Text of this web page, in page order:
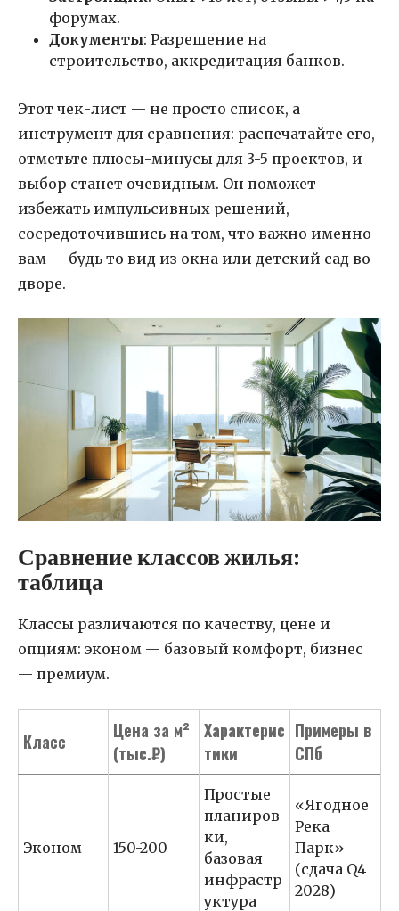
форумах.
Документы: Разрешение на
строительство, аккредитация банков.
Этот чек-лист — не просто список, а
инструмент для сравнения: распечатайте его,
отметьте плюсы-минусы для 3-5 проектов, и
выбор станет очевидным. Он поможет
избежать импульсивных решений,
сосредоточившись на том, что важно именно
вам — будь то вид из окна или детский сад во
дворе.
Сравнение классов жилья:
таблица
Классы различаются по качеству, цене и
опциям: эконом — базовый комфорт, бизнес
— премиум.
Класс
Цена за м²
(тыс.₽)
Характерис
тики
Примеры в
СПб
Эконом 150-200
Простые
планиров
ки,
базовая
инфрастр
уктура
«Ягодное
Река
Парк»
(сдача Q4
2028)